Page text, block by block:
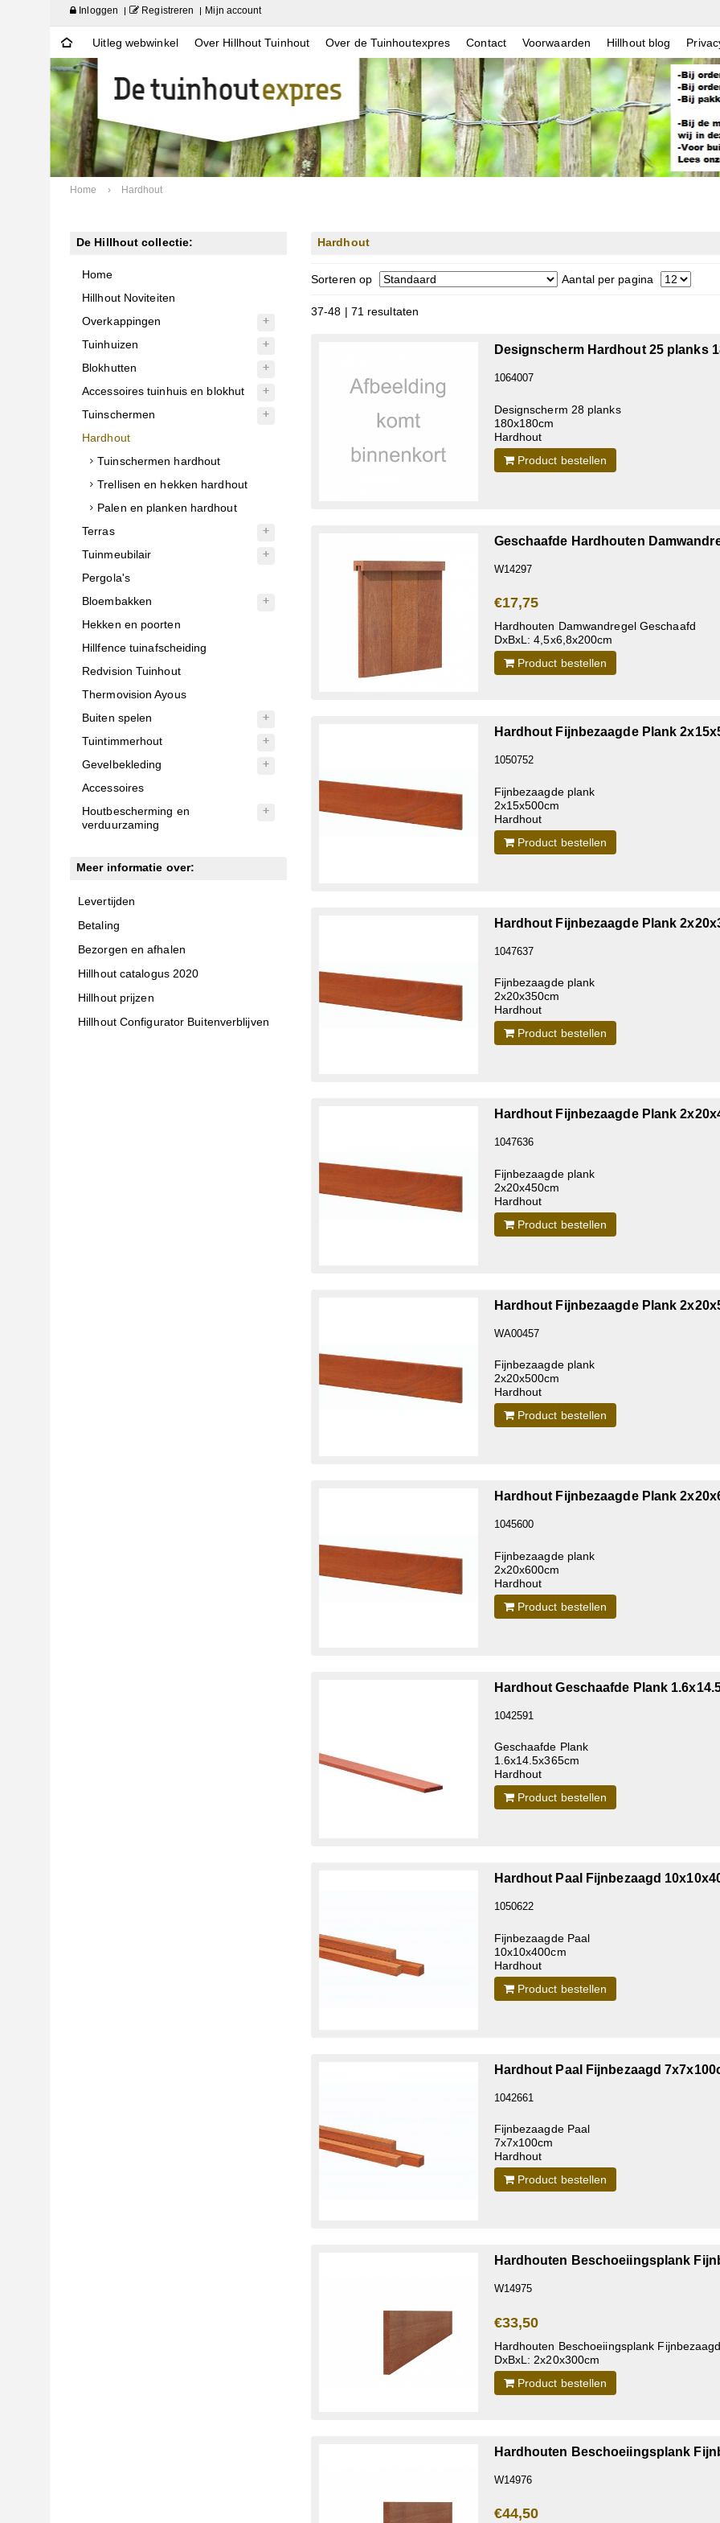
Inloggen Registreren Mijn account
Uitleg webwinkel Over Hillhout Tuinhout Over de Tuinhoutexpres Contact Voorwaarden Hillhout blog
Home › Hardhout
De Hillhout collectie:
Home
Hillhout Noviteiten
Overkappingen
Tuinhuizen
Blokhutten
Accessoires tuinhuis en blokhut
Tuinschermen
Hardhout
Tuinschermen hardhout
Trellisen en hekken hardhout
Palen en planken hardhout
Terras
Tuinmeubilair
Pergola's
Bloembakken
Hekken en poorten
Hillfence tuinafscheiding
Redvision Tuinhout
Thermovision Ayous
Buiten spelen
Tuintimmerhout
Gevelbekleding
Accessoires
Houtbescherming en
verduurzaming
Meer informatie over:
Levertijden
Betaling
Bezorgen en afhalen
Hillhout catalogus 2020
Hillhout prijzen
Hillhout Configurator Buitenverblijven
Hardhout
Sorteren op Aantal per pagina
37-48 | 71 resultaten
Designscherm Hardhout 25 planks
1064007
Designscherm 28 planks
180x180cm
Hardhout
Product bestellen
Geschaafde Hardhouten
W14297
€17,75
Hardhouten Damwandregel Geschaafd
DxBxL: 4,5x6,8x200cm
Product bestellen
Hardhout Fijnbezaagde Plank
1050752
Fijnbezaagde plank
2x15x500cm
Hardhout
Product bestellen
Hardhout Fijnbezaagde Plank
1047637
Fijnbezaagde plank
2x20x350cm
Hardhout
Product bestellen
Hardhout Fijnbezaagde Plank
1047636
Fijnbezaagde plank
2x20x450cm
Hardhout
Product bestellen
Hardhout Fijnbezaagde Plank
WA00457
Fijnbezaagde plank
2x20x500cm
Hardhout
Product bestellen
Hardhout Fijnbezaagde Plank
1045600
Fijnbezaagde plank
2x20x600cm
Hardhout
Product bestellen
Hardhout Geschaafde Plank
1042591
Geschaafde Plank
1.6x14.5x365cm
Hardhout
Product bestellen
Hardhout Paal Fijnbezaagd
1050622
Fijnbezaagde Paal
10x10x400cm
Hardhout
Product bestellen
Hardhout Paal Fijnbezaagd
1042661
Fijnbezaagde Paal
7x7x100cm
Hardhout
Product bestellen
Hardhouten Beschoeiingsplank
W14975
€33,50
Hardhouten Beschoeiingsplank
DxBxL: 2x20x300cm
Product bestellen
Hardhouten Beschoeiingsplank
W14976
€44,50